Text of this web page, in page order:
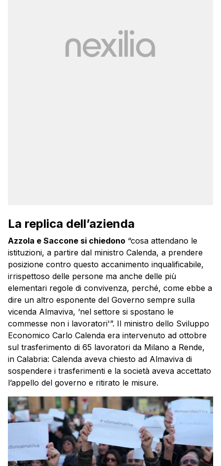
La replica dell’azienda
Azzola e Saccone si chiedono “cosa attendano le
istituzioni, a partire dal ministro Calenda, a prendere
posizione contro questo accanimento inqualificabile,
irrispettoso delle persone ma anche delle più
elementari regole di convivenza, perché, come ebbe a
dire un altro esponente del Governo sempre sulla
vicenda Almaviva, ‘nel settore si spostano le
commesse non i lavoratori'”. Il ministro dello Sviluppo
Economico Carlo Calenda era intervenuto ad ottobre
sul trasferimento di 65 lavoratori da Milano a Rende,
in Calabria: Calenda aveva chiesto ad Almaviva di
sospendere i trasferimenti e la società aveva accettato
l’appello del governo e ritirato le misure.